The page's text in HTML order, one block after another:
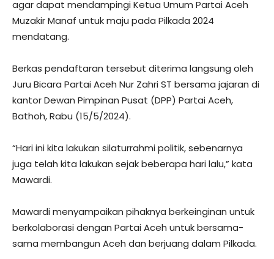
agar dapat mendampingi Ketua Umum Partai Aceh
Muzakir Manaf untuk maju pada Pilkada 2024
mendatang.
Berkas pendaftaran tersebut diterima langsung oleh
Juru Bicara Partai Aceh Nur Zahri ST bersama jajaran di
kantor Dewan Pimpinan Pusat (DPP) Partai Aceh,
Bathoh, Rabu (15/5/2024).
“Hari ini kita lakukan silaturrahmi politik, sebenarnya
juga telah kita lakukan sejak beberapa hari lalu,” kata
Mawardi.
Mawardi menyampaikan pihaknya berkeinginan untuk
berkolaborasi dengan Partai Aceh untuk bersama-
sama membangun Aceh dan berjuang dalam Pilkada.